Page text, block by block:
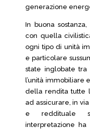
generazione
In buona
con quella
ogni tipo di unità
e particolare
state inglobate
l’unità immobiliare
della rendita tutte
ad assicurare, in
e reddituale
interpretazione ha